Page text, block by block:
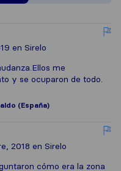
en Sirelo
me
y se ocuparon de todo.
(España)
2018 en Sirelo
cómo era la zona